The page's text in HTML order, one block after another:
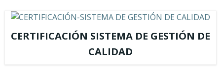
CERTIFICACIÓN SISTEMA DE GESTIÓN DE
CALIDAD